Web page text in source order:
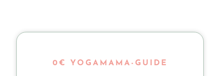
0€ YOGAMAMA-GUIDE